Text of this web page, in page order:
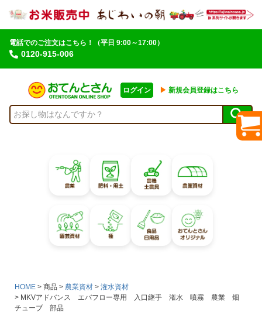
電話でのご注文はこちら！
0120-915-006
（平日 9:00～17:00）
ログイン ▶︎ 新規会員登録はこちら
HOME 商品 農業資材
潅水資材
MKVアドバンス エバフロー専用 入口継手 潅水 噴霧 農業 畑
チューブ 部品